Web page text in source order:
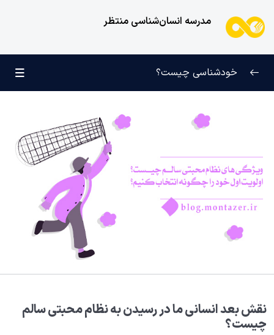
مدرسه انسان‌شناسی منتظر
راه‌های شناخت انسان 0/11
کودک عزیز روان 0/6
انسان و میل بی‌نهایت
انسان چه چیزی نیست؟ 0/24
معشوق حقیقی انسان کیست و معنای اله در لا اله الا الله
خودشناسی چیست؟
نقش بعد انسانی ما در رسیدن به نظام محبتی سالم
چیست؟